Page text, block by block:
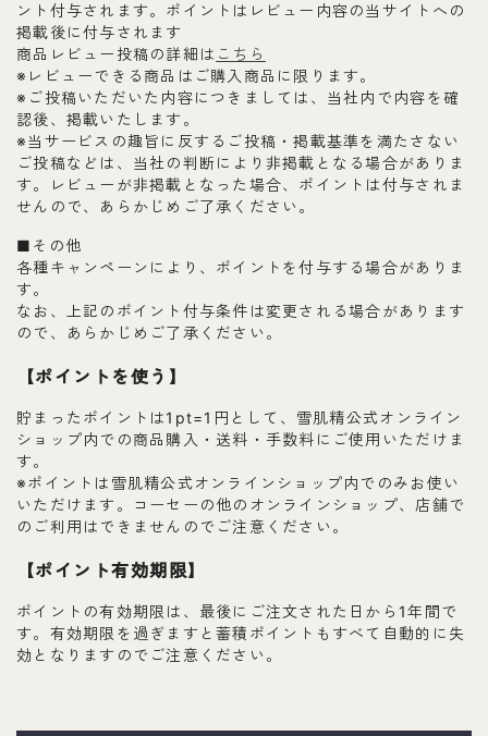
ント付与されます。ポイントはレビュー内容の当サイトへの
掲載後に付与されます
商品レビュー投稿の詳細は こちら
※レビューできる商品はご購入商品に限ります。
※ご投稿いただいた内容につきましては、当社内で内容を確
認後、掲載いたします。
※当サービスの趣旨に反するご投稿・掲載基準を満たさない
ご投稿などは、当社の判断により非掲載となる場合がありま
す。レビューが非掲載となった場合、ポイントは付与されま
せんので、あらかじめご了承ください。
■その他
各種キャンペーンにより、ポイントを付与する場合がありま
す。
なお、上記のポイント付与条件は変更される場合があります
ので、あらかじめご了承ください。
【ポイントを使う】
貯まったポイントは1pt=1円として、雪肌精公式オンライン
ショップ内での商品購入・送料・手数料にご使用いただけま
す。
※ポイントは雪肌精公式オンラインショップ内でのみお使い
いただけます。コーセーの他のオンラインショップ、店舗で
のご利用はできませんのでご注意ください。
【ポイント有効期限】
ポイントの有効期限は、最後にご注文された日から1年間で
す。有効期限を過ぎますと蓄積ポイントもすべて自動的に失
効となりますのでご注意ください。